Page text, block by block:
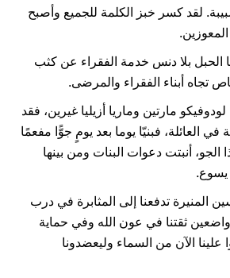
لقد كسر خبز الكلمة للجميع وأصبح
الحبل بلا دنس خدمة الفقراء عن كثب
تجاه أبناء الفقراء والمرضى.
مارتين وماريا أزيليا غيرين، فقد
العائلة، فبنيّا يوما بعد يومٍ جوًّا مفعمًا
الجو، أنبتت دعوات البنات ومن بينها
يسوع.
المنيرة تدفعنا إلى المثابرة في درب
ثقتنا في عون الله وفي حماية
علينا الآن من السماء وليعضدونا